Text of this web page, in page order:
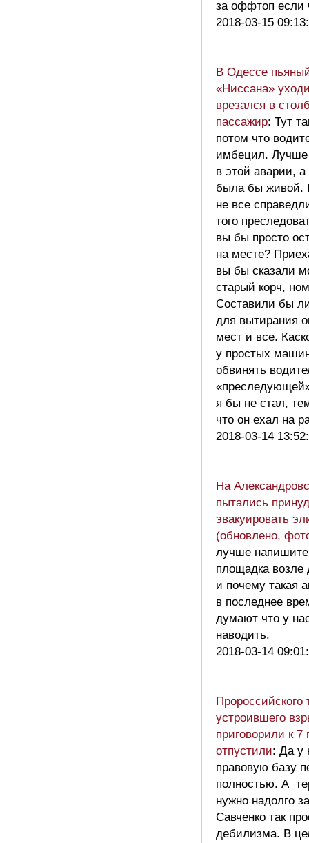
за оффтоп
2018-03-15
В Одессе
«Ниссана»
врезался в
пассажир: Тут
потом что
имбецил. Лучше
в этой аварии,
была бы живой.
не все
того
вы бы просто
на месте?
вы бы сказали
старый корч,
Составили бы
для вытирания
мест и все.
у простых
обвинять
я бы не стал,
что он ехал на
2018-03-14
На
пытались
эвакуировать
(обновлено,
лучше
площадка возле
и почему такая
в последнее
думают что у
наводить.
2018-03-14
Пророссийского
устроившего
приговорили к 7
отпустили: Да у
правовую базу
полностью. А
нужно надолго
Савченко так
дебилизма. В